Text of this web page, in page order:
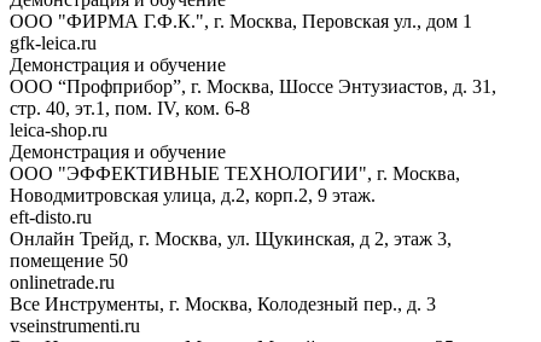
ООО "ФИРМА Г.Ф.К.", г. Москва, Перовская ул., дом 1
gfk-leica.ru
Демонстрация и обучение
ООО “Профприбор”, г. Москва, Шоссе Энтузиастов, д. 31,
стр. 40, эт.1, пом. IV, ком. 6-8
leica-shop.ru
Демонстрация и обучение
ООО "ЭФФЕКТИВНЫЕ ТЕХНОЛОГИИ", г. Москва,
Новодмитровская улица, д.2, корп.2, 9 этаж.
eft-disto.ru
Онлайн Трейд, г. Москва, ул. Щукинская, д 2, этаж 3,
помещение 50
onlinetrade.ru
Все Инструменты, г. Москва, Колодезный пер., д. 3
vseinstrumenti.ru